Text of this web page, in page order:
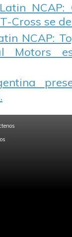
NCAP:
Cross se
NCAP:
Motors